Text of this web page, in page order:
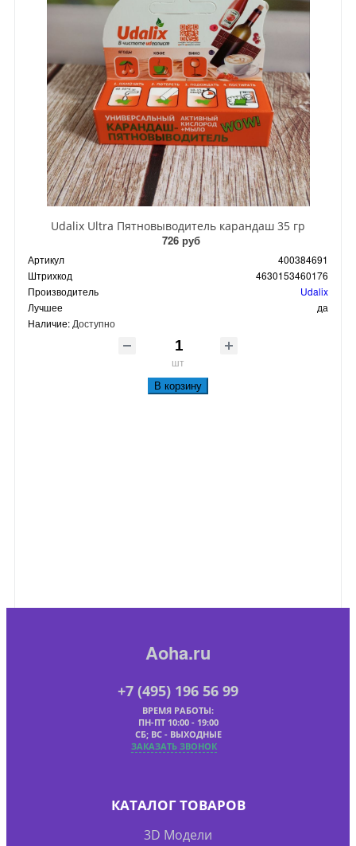
Udalix Ultra Пятновыводитель карандаш 35 гр
726 руб
Артикул
400384691
Штрихкод
4630153460176
Производитель
Udalix
Лучшее
да
Наличие: Доступно
шт
В корзину
Aoha.ru
+7 (495) 196 56 99
ВРЕМЯ РАБОТЫ:
ПН-ПТ 10:00 - 19:00
СБ; ВС - ВЫХОДНЫЕ
ЗАКАЗАТЬ ЗВОНОК
КАТАЛОГ ТОВАРОВ
3D Модели